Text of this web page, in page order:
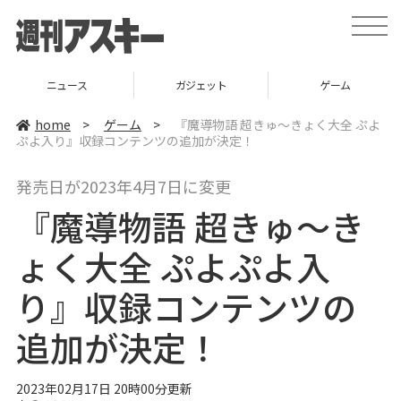
t
o
v
ニュース ガジェット ゲーム
home > ゲーム >
『魔導物語 超きゅ～きょく大全 ぷよ
ぷよ入り』収録コンテンツの追加が決定！
発売日が2023年4月7日に変更
『魔導物語 超きゅ～き
ょく大全 ぷよぷよ入
り』収録コンテンツの
追加が決定！
2023年02月17日 20時00分更新